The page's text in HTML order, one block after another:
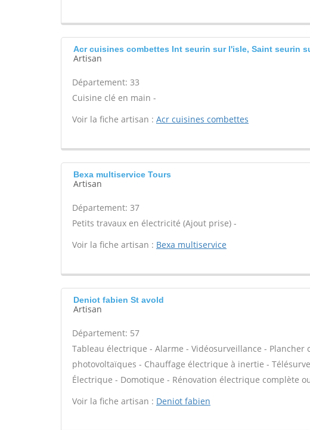
Acr cuisines combettes Int seurin sur l'isle, Saint seurin
Artisan
Département: 33
Cuisine clé en main -
Voir la fiche artisan : Acr cuisines combettes
Bexa multiservice Tours
Artisan
Département: 37
Petits travaux en électricité (Ajout prise) -
Voir la fiche artisan : Bexa multiservice
Deniot fabien St avold
Artisan
Département: 57
Tableau électrique - Alarme - Vidéosurveillance - Plancher
photovoltaïques - Chauffage électrique à inertie -
Électrique - Domotique - Rénovation électrique complète
Voir la fiche artisan : Deniot fabien